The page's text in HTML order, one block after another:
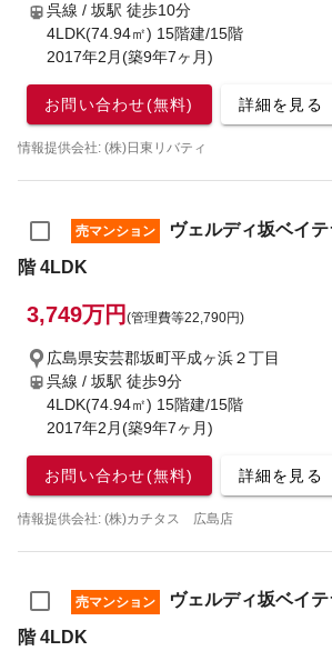
呉線 / 坂駅 徒歩10分
4LDK(74.94㎡) 15階建/15階
2017年2月(築9年7ヶ月)
お問い合わせ(無料) 詳細を見る
情報提供会社: (株)日東リバティ
売マンション
ヴェルディ坂ベイ
階 4LDK
3,749万円 (管理費等22,790円)
広島県安芸郡坂町平成ヶ浜２丁目
呉線 / 坂駅 徒歩9分
4LDK(74.94㎡) 15階建/15階
2017年2月(築9年7ヶ月)
お問い合わせ(無料) 詳細を見る
情報提供会社: (株)カチタス 広島店
売マンション
ヴェルディ坂ベイ
階 4LDK